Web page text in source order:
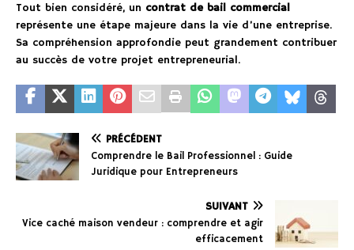
Tout bien considéré, un contrat de bail commercial
représente une étape majeure dans la vie d’une entreprise.
Sa compréhension approfondie peut grandement contribuer
au succès de votre projet entrepreneurial.
PRÉCÉDENT
Comprendre le Bail Professionnel : Guide
Juridique pour Entrepreneurs
SUIVANT
Vice caché maison vendeur : comprendre et agir
efficacement